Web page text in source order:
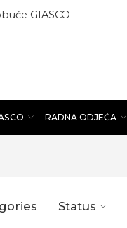
GIASCO
RADNA ODJEĆA
Status